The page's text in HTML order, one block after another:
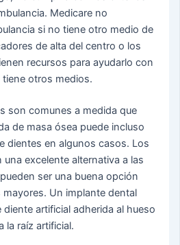
Medicare no
si no tiene otro medio de
de alta del centro o los
recursos para ayudarlo con
otros medios.
son comunes a medida que
de masa ósea puede incluso
dientes en algunos casos. Los
excelente alternativa a las
ser una buena opción
Un implante dental
artificial adherida al hueso
la raíz artificial.